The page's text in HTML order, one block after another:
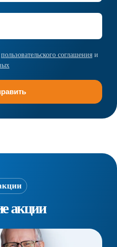
пользовательского соглашения и
акции